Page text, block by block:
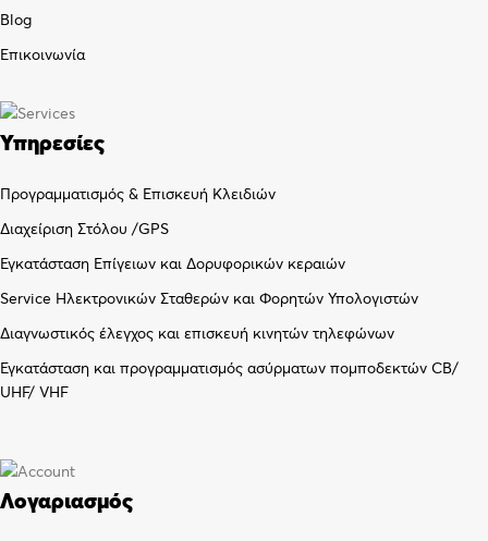
Blog
Επικοινωνία
Υπηρεσίες
Προγραμματισμός & Επισκευή Κλειδιών
Διαχείριση Στόλου /GPS
Εγκατάσταση Επίγειων και Δορυφορικών κεραιών
Service Ηλεκτρονικών Σταθερών και Φορητών Υπολογιστών
Διαγνωστικός έλεγχος και επισκευή κινητών τηλεφώνων
Εγκατάσταση και προγραμματισμός ασύρματων πομποδεκτών CB/
UHF/ VHF
Λογαριασμός